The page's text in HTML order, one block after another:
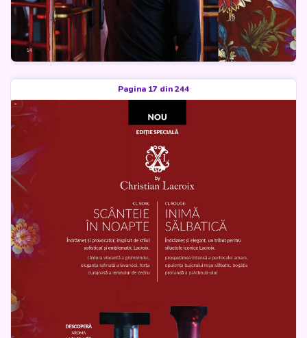
Pagina 17 din 244